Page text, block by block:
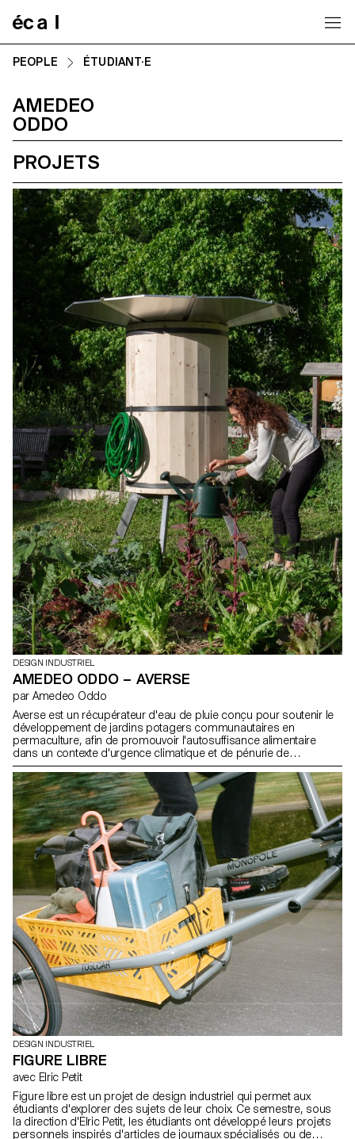
PEOPLE ÉTUDIANT·E
AMEDEO
ODDO
PROJETS
DESIGN INDUSTRIEL
AMEDEO ODDO – AVERSE
par Amedeo Oddo
Averse est un récupérateur d'eau de pluie conçu pour soutenir le
développement de jardins potagers communautaires en
permaculture, afin de promouvoir l'autosuffisance alimentaire
dans un contexte d'urgence climatique et de pénurie de
ressources. La permaculture prône l'autosuffisance et les
écosystèmes durables. L'optimisation de l'utilisation de l'eau est
cruciale, d'autant plus que les sécheresses sont de plus en plus
fréquentes. L'eau de pluie, moins calcaire, profite aux plantes
pendant les périodes de sécheresse. Ce collecteur d'eau de
pluie, d'une capacité de 600 litres, permet d'entretenir un jardin de
120m² pendant une semaine sans pluie. Il est conçu avec des
techniques de fabrication simples, n'utilisant que du bois et du
métal afin d'éliminer les microplastiques et les polluants.
DESIGN INDUSTRIEL
FIGURE LIBRE
avec Elric Petit
Figure libre est un projet de design industriel qui permet aux
étudiants d'explorer des sujets de leur choix. Ce semestre, sous
la direction d'Elric Petit, les étudiants ont développé leurs projets
personnels inspirés d'articles de journaux spécialisés ou de